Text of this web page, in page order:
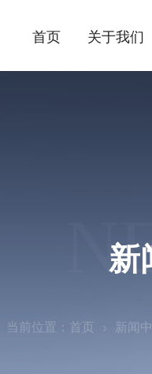
首页 关于我们
新
当前位置： 首页 新闻